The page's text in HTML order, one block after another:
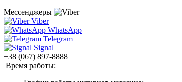
Мессенджеры
Viber
WhatsApp
Telegram
Signal
+38 (067) 897-8888
Время работы: